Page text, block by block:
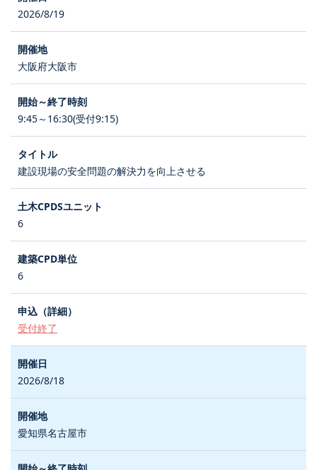
2026/8/19
大阪府大阪市
9:45～16:30(受付9:15)
建設現場の安全問題の解決力を向上させる
6
6
受付終了
2026/8/18
愛知県名古屋市